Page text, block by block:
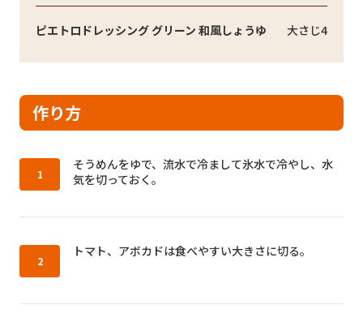
ピエトロドレッシング グリーン 和風しょうゆ 大さじ4
作り方
作り方1：
そうめんをゆで、流水で冷まして氷水で冷やし、水
気を切っておく。
作り方2：
トマト、アボカドは食べやすい大きさに切る。